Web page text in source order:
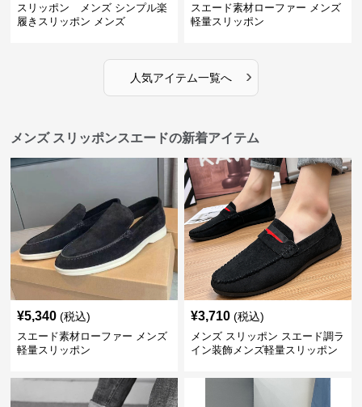
スリッポン メンズ シンプル楽
履きスリッポン メンズ
スエード素材ローファー メンズ
軽量スリッポン
人気アイテム一覧へ ›
メンズ スリッポンスエードの新着アイテム
¥5,340 (税込)
スエード素材ローファー メンズ
軽量スリッポン
¥3,710 (税込)
メンズ スリッポン スエード調ラ
イン装飾メンズ軽量スリッポン